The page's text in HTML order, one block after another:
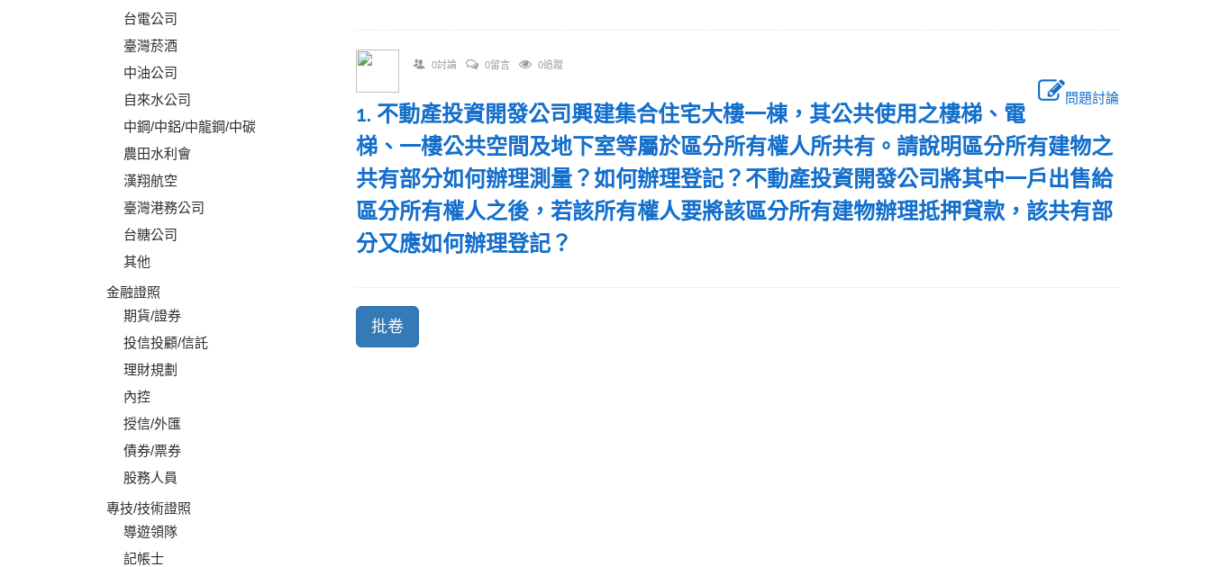
台電公司
臺灣菸酒
中油公司
自來水公司
中鋼/中鋁/中龍鋼/中碳
農田水利會
漢翔航空
臺灣港務公司
台糖公司
其他
金融證照
期貨/證券
投信投顧/信託
理財規劃
內控
授信/外匯
債券/票券
股務人員
專技/技術證照
導遊領隊
記帳士
0討論 0留言 0追蹤
問題討論
1. 不動產投資開發公司興建集合住宅大樓一棟，其公共使用之樓梯、電
梯、一樓公共空間及地下室等屬於區分所有權人所共有。請說明區分所有建物之
共有部分如何辦理測量？如何辦理登記？不動產投資開發公司將其中一戶出售給
區分所有權人之後，若該所有權人要將該區分所有建物辦理抵押貸款，該共有部
分又應如何辦理登記？